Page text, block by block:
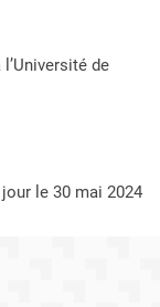
de
jour le 30 mai 2024